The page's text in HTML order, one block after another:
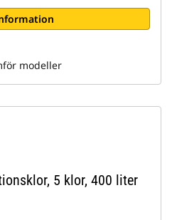
modeller
5 klor, 400 liter